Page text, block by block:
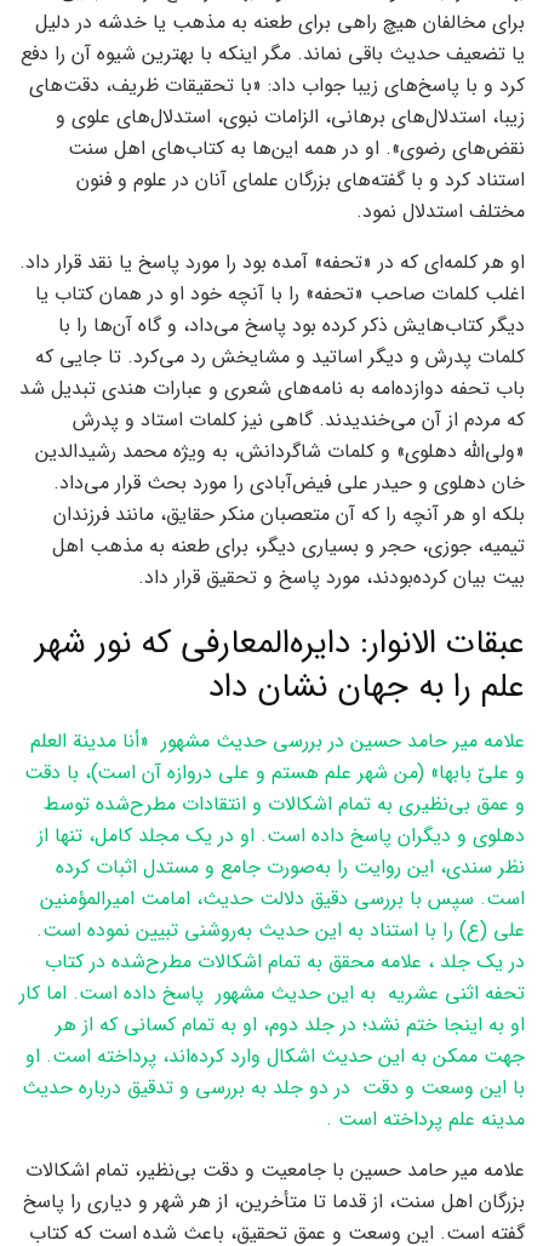
برای مخالفان هیچ راهی برای طعنه به مذهب یا خدشه در دلیل
یا تضعیف حدیث باقی نماند. مگر اینکه با بهترین شیوه آن را دفع
کرد و با پاسخ‌های زیبا جواب داد: «با تحقیقات ظریف، دقت‌های
زیبا، استدلال‌های برهانی، الزامات نبوی، استدلال‌های علوی و
نقض‌های رضوی». او در همه این‌ها به کتاب‌های اهل سنت
استناد کرد و با گفته‌های بزرگان علمای آنان در علوم و فنون
مختلف استدلال نمود.
او هر کلمه‌ای که در «تحفه» آمده بود را مورد پاسخ یا نقد قرار داد.
اغلب کلمات صاحب «تحفه» را با آنچه خود او در همان کتاب یا
دیگر کتاب‌هایش ذکر کرده بود پاسخ می‌داد، و گاه آن‌ها را با
کلمات پدرش و دیگر اساتید و مشایخش رد می‌کرد. تا جایی که
باب تحفه دوازده‌امه به نامه‌های شعری و عبارات هندی تبدیل شد
که مردم از آن می‌خندیدند. گاهی نیز کلمات استاد و پدرش
«ولی‌الله دهلوی» و کلمات شاگردانش، به ویژه محمد رشیدالدین
خان دهلوی و حیدر علی فیض‌آبادی را مورد بحث قرار می‌داد.
بلکه او هر آنچه را که آن متعصبان منکر حقایق، مانند فرزندان
تیمیه، جوزی، حجر و بسیاری دیگر، برای طعنه به مذهب اهل
بیت بیان کرده‌بودند، مورد پاسخ و تحقیق قرار داد.
عبقات الانوار: دایره‌المعارفی که نور شهر
علم را به جهان نشان داد
علامه میر حامد حسین در بررسی حدیث مشهور «أنا مدينة العلم
و عليّ بابها» (من شهر علم هستم و علی دروازه آن است)، با دقت
و عمق بی‌نظیری به تمام اشکالات و انتقادات مطرح‌شده توسط
دهلوی و دیگران پاسخ داده است. او در یک مجلد کامل، تنها از
نظر سندی، این روایت را به‌صورت جامع و مستدل اثبات کرده
است. سپس با بررسی دقیق دلالت حدیث، امامت امیرالمؤمنین
علی (ع) را با استناد به این حدیث به‌روشنی تبیین نموده است.
در یک جلد ، علامه محقق به تمام اشکالات مطرح‌شده در کتاب
تحفه اثنی عشریه به این حدیث مشهور پاسخ داده است. اما کار
او به اینجا ختم نشد؛ در جلد دوم، او به تمام کسانی که از هر
جهت ممکن به این حدیث اشکال وارد کرده‌اند، پرداخته است. او
با این وسعت و دقت در دو جلد به بررسی و تدقیق درباره حدیث
مدینه علم پرداخته است .
علامه میر حامد حسین با جامعیت و دقت بی‌نظیر، تمام اشکالات
بزرگان اهل سنت، از قدما تا متأخرین، از هر شهر و دیاری را پاسخ
گفته است. این وسعت و عمق تحقیق، باعث شده است که کتاب